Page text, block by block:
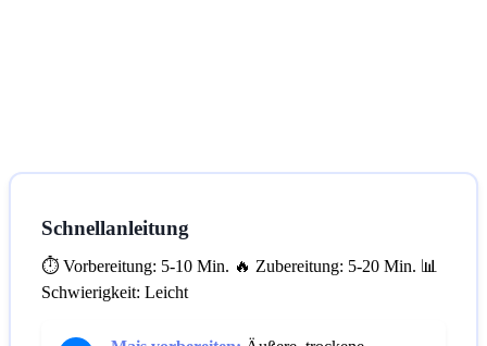
Schnellanleitung
⏱️ Vorbereitung: 5-10 Min. 🔥 Zubereitung: 5-20 Min. 📊
Schwierigkeit: Leicht